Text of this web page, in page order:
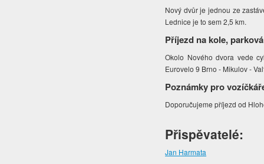
Nový dvůr je jednou ze
Lednice je to sem 2,5 km.
Příjezd na kole,
Okolo Nového dvora vede
Eurovelo 9 Brno - Mikulov -
Poznámky pro
Doporučujeme příjezd od
Přispěvatelé:
Jan Harmata